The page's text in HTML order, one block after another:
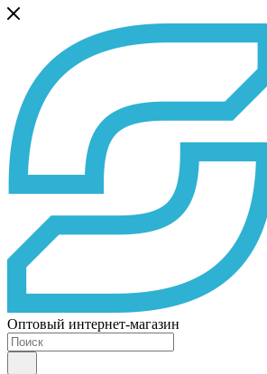
Оптовый интернет-магазин